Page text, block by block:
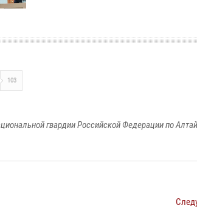
103
гвардии Российской Федерации по